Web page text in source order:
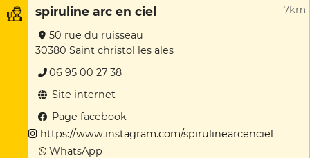
spiruline arc en ciel 7km
50 rue du ruisseau
30380 Saint christol les ales
06 95 00 27 38
Site internet
Page facebook
https://www.instagram.com/spirulinearcenciel
WhatsApp